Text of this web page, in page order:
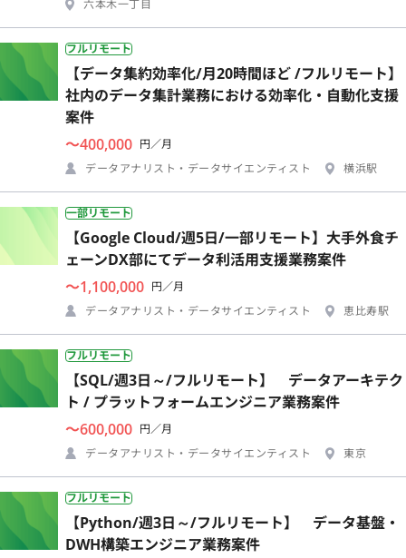
六本木一丁目
フルリモート
【データ集約効率化/月20時間ほど /フルリモート】
社内のデータ集計業務における効率化・自動化支援
案件
〜400,000 円／月
データアナリスト・データサイエンティスト
横浜駅
一部リモート
【Google Cloud/週5日/一部リモート】大手外食チ
ェーンDX部にてデータ利活用支援業務案件
〜1,100,000 円／月
データアナリスト・データサイエンティスト
恵比寿駅
フルリモート
【SQL/週3日～/フルリモート】 データアーキテク
ト / プラットフォームエンジニア業務案件
〜600,000 円／月
データアナリスト・データサイエンティスト
東京
フルリモート
【Python/週3日～/フルリモート】 データ基盤・
DWH構築エンジニア業務案件